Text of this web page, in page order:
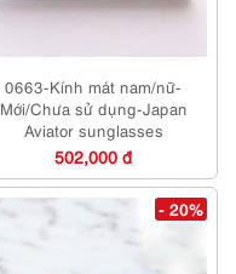
0663-Kính mát nam/nữ-
Mới/Chưa sử dụng-Japan
Aviator sunglasses
502,000 đ
- 20%